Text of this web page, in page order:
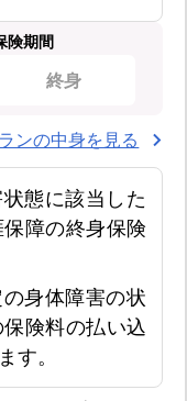
険期間
終身
ンの中身を見る
態に該当した
障の終身保険
身体障害の状
険料の払い込
す。